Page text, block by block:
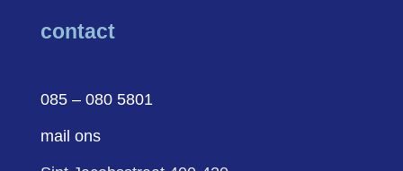
contact
085 – 080 5801
mail ons